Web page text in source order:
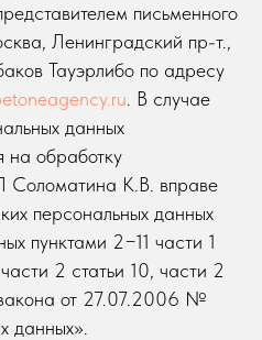
письменного
Ленинградский пр-т.,
Тауэрлибо по адресу
. В случае
данных
на обработку
Соломатина К.В. вправе
персональных данных
пунктами 2−11 части 1
2 статьи 10, части 2
закона от 27.07.2006 №
данных».